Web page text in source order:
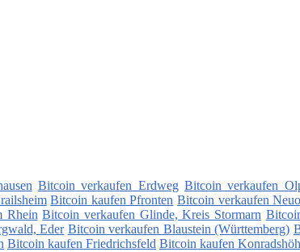
Bitcoin verkaufen Erdweg Bitcoin verkaufen
Bitcoin kaufen Pfronten Bitcoin verkaufen
Rhein Bitcoin verkaufen Glinde, Kreis Stormarn
Eder Bitcoin verkaufen Blaustein (Württemberg)
Bitcoin kaufen Friedrichsfeld Bitcoin kaufen